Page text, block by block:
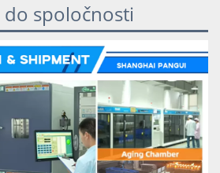
do spoločnosti